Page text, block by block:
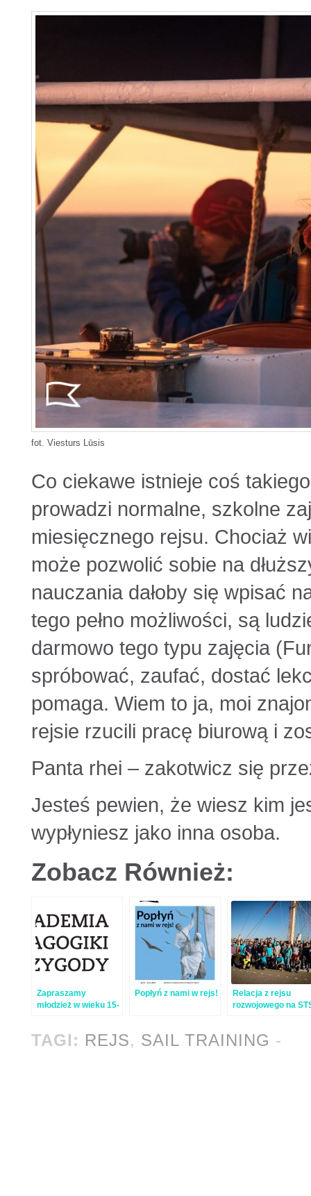
fot. Viesturs Lūsis
Co ciekawe istnieje coś
prowadzi normalne, szkolne
miesięcznego rejsu. Chociaż
może pozwolić sobie na
nauczania dałoby się wpisać
tego pełno możliwości, są
darmowo tego typu zajęcia
spróbować, zaufać, dostać
pomaga. Wiem to ja, moi
rejsie rzucili pracę biurową i
Panta rhei – zakotwicz się
Jesteś pewien, że wiesz kim
wypłyniesz jako inna osoba.
Zobacz Również:
Zapraszamy
młodzież w wieku 15-
outdoorowa!
Popłyń z nami w rejs!
Relacja z rejsu
rozwojowego na
TAGI: REJS, SAIL TRAINING -